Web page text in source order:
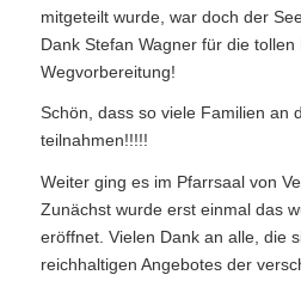
mitgeteilt wurde, war doch der
Dank Stefan Wagner für die
Wegvorbereitung!
Schön, dass so viele Familien an
teilnahmen!!!!!
Weiter ging es im Pfarrsaal von
Zunächst wurde erst einmal das
eröffnet. Vielen Dank an alle, die
reichhaltigen Angebotes der